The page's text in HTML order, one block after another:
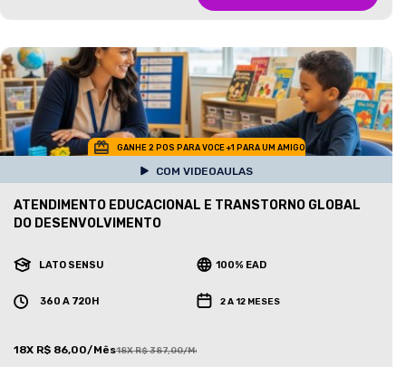
GANHE 2 POS PARA VOCE +1 PARA UM AMIGO
COM VIDEOAULAS
ATENDIMENTO EDUCACIONAL E TRANSTORNO GLOBAL
DO DESENVOLVIMENTO
LATO SENSU 100% EAD
360 A 720H 2 A 12 MESES
18X R$ 86,00/Mês18X R$ 387,00/Mês